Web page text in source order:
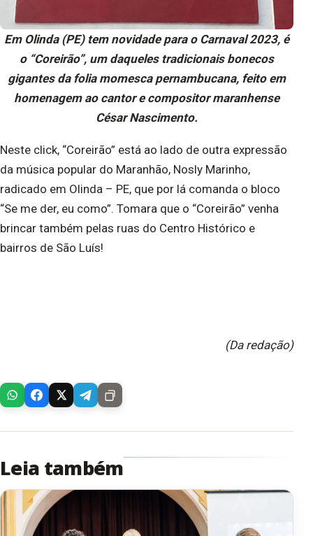
Em Olinda (PE) tem novidade para o Carnaval 2023, é
o “Coreirão”, um daqueles tradicionais bonecos
gigantes da folia momesca pernambucana, feito em
homenagem ao cantor e compositor maranhense
César Nascimento.
Neste click, “Coreirão” está ao lado de outra expressão
da música popular do Maranhão, Nosly Marinho,
radicado em Olinda – PE, que por lá comanda o bloco
“Se me der, eu como”. Tomara que o “Coreirão” venha
brincar também pelas ruas do Centro Histórico e
bairros de São Luís!
(Da redação)
Leia também